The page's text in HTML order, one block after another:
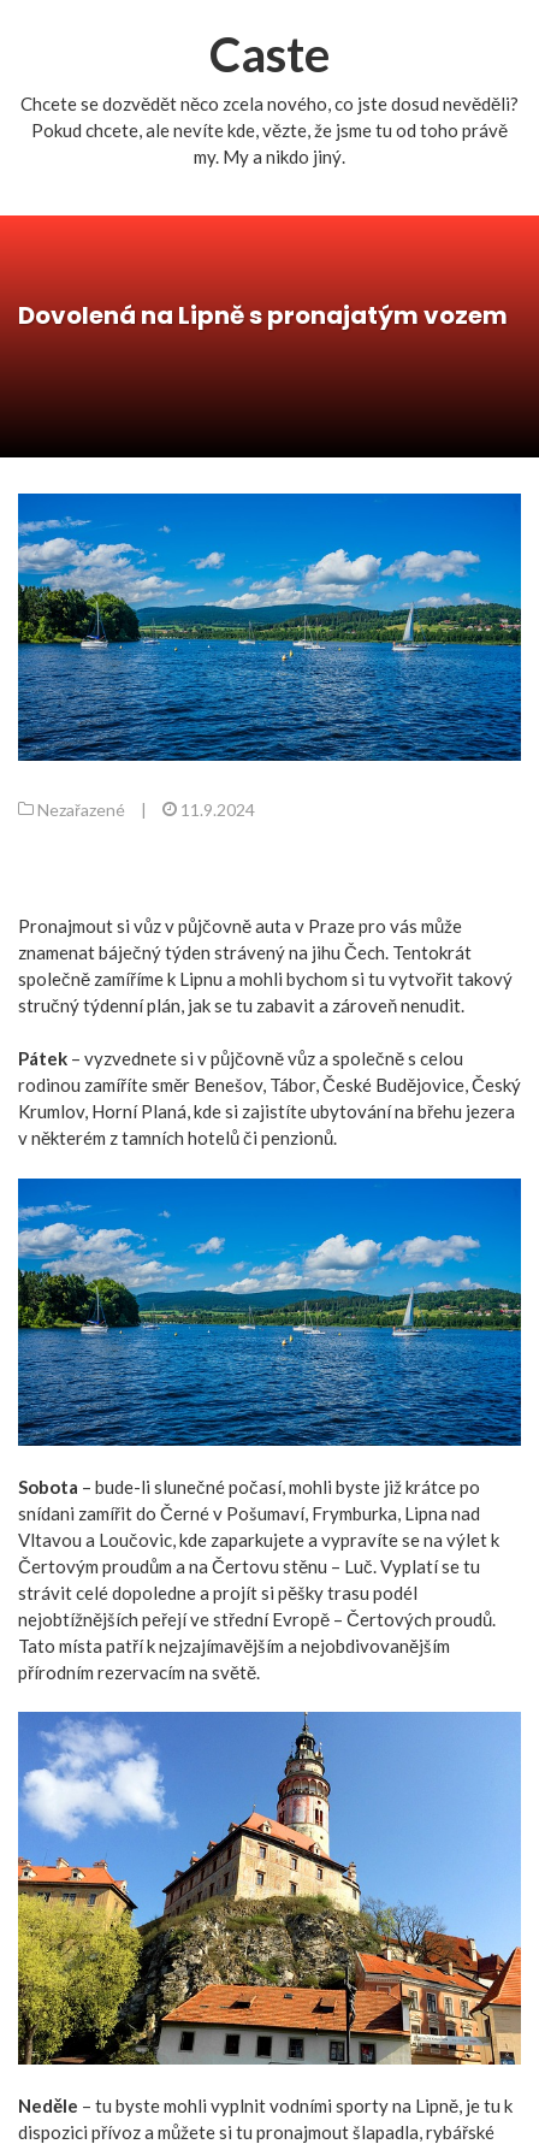
Caste
Chcete se dozvědět něco zcela nového, co jste dosud nevěděli?
Pokud chcete, ale nevíte kde, vězte, že jsme tu od toho právě
my. My a nikdo jiný.
Dovolená na Lipně s pronajatým vozem
Nezařazené | 11.9.2024
Pronajmout si vůz vpůjčovně auta v Prazepro vás může
znamenat báječný týden strávený na jihu Čech. Tentokrát
společně zamíříme k Lipnu a mohli bychom si tu vytvořit takový
stručný týdenní plán, jak se tu zabavit a zároveň nenudit.
Pátek – vyzvednete si v půjčovně vůz a společně s celou
rodinou zamíříte směr Benešov, Tábor, České Budějovice, Český
Krumlov, Horní Planá, kde si zajistíte ubytování na břehu jezera
v některém z tamních hotelů či penzionů.
Sobota – bude-li slunečné počasí, mohli byste již krátce po
snídani zamířit do Černé v Pošumaví, Frymburka, Lipna nad
Vltavou a Loučovic, kde zaparkujete a vypravíte se na výlet k
Čertovým proudům a na Čertovu stěnu – Luč. Vyplatí se tu
strávit celé dopoledne a projítsi pěšky trasu podél
nejobtížnějších peřejí ve střední Evropě – Čertových proudů.
Tato místa patří k nejzajímavějším a nejobdivovanějším
přírodním rezervacím na světě.
Neděle – tu byste mohli vyplnit vodními sporty na Lipně, je tu k
dispozici přívoz a můžete si tu pronajmout šlapadla, rybářské